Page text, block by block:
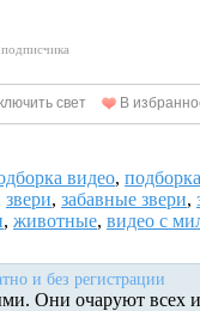
подписчика
свет В
видео, подборка
звери, забавные звери,
, животные, видео с
и без регистрации
Они очаруют всех